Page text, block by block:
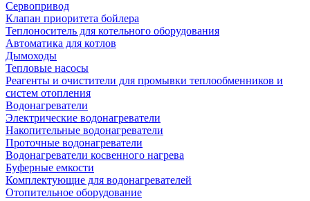
Сервопривод
Клапан приоритета бойлера
Теплоноситель для котельного оборудования
Автоматика для котлов
Дымоходы
Тепловые насосы
Реагенты и очистители для промывки теплообменников и
систем отопления
Водонагреватели
Электрические водонагреватели
Накопительные водонагреватели
Проточные водонагреватели
Водонагреватели косвенного нагрева
Буферные емкости
Комплектующие для водонагревателей
Отопительное оборудование